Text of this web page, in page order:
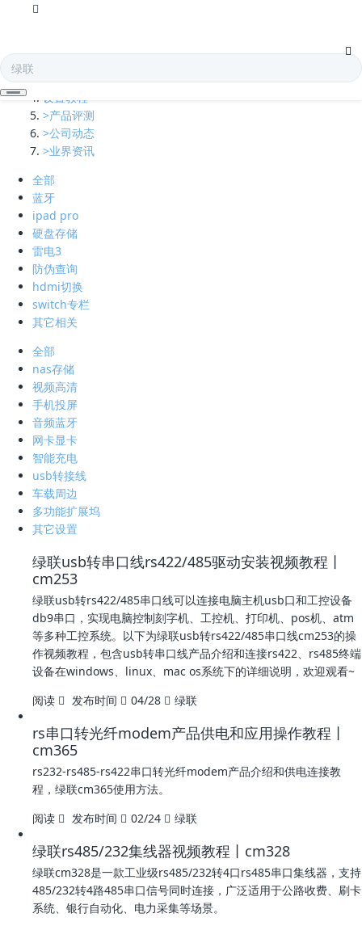
凯发娱乐全球的技术支持
设置教程
>产品评测
>公司动态
>业界资讯
全部
蓝牙
ipad pro
硬盘存储
雷电3
防伪查询
hdmi切换
switch专栏
其它相关
全部
nas存储
视频高清
手机投屏
音频蓝牙
网卡显卡
智能充电
usb转接线
车载周边
多功能扩展坞
其它设置
绿联usb转串口线rs422/485驱动安装视频教程丨
cm253
绿联usb转rs422/485串口线可以连接电脑主机usb口和工控设备
db9串口，实现电脑控制刻字机、工控机、打印机、pos机、atm
等多种工控系统。以下为绿联usb转rs422/485串口线cm253的操
作视频教程，包含usb转串口线产品介绍和连接rs422、rs485终端
设备在windows、linux、mac os系统下的详细说明，欢迎观看~
阅读
发布时间 04/28 绿联
rs串口转光纤modem产品供电和应用操作教程丨
cm365
rs232-rs485-rs422串口转光纤modem产品介绍和供电连接教
程，绿联cm365使用方法。
阅读
发布时间 02/24 绿联
绿联rs485/232集线器视频教程丨cm328
绿联cm328是一款工业级rs485/232转4口rs485串口集线器，支持
485/232转4路485串口信号同时连接，广泛适用于公路收费、刷卡
系统、银行自动化、电力采集等场景。